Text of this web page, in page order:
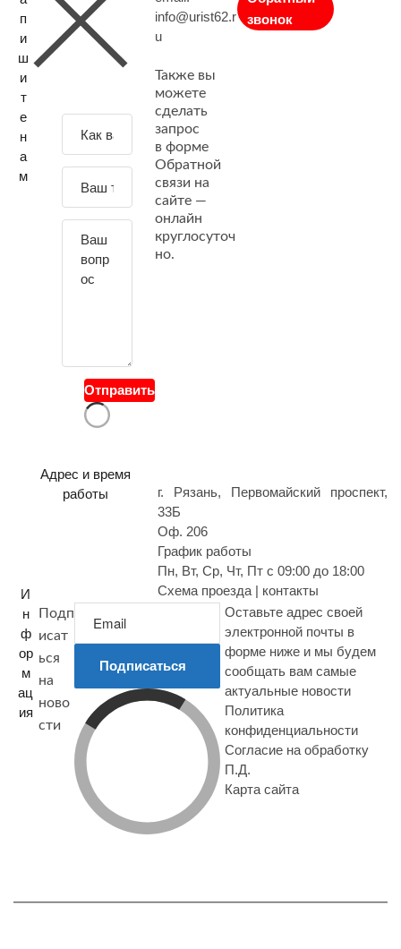
п
и
ш
и
т
е
н
а
м
с
Отправить
info@urist62.r
u
Также вы
можете
сделать
запрос
в форме
Обратной
связи на
сайте —
онлайн
круглосуточ
но.
звонок
Адрес и время
работы
г. Рязань, Первомайский проспект,
33Б
Оф. 206
График работы
Пн, Вт, Ср, Чт, Пт с 09:00 до 18:00
Схема проезда | контакты
И
н
ф
ор
м
ац
ия
Подп
исат
ься
на
ново
сти
Подписаться
Оставьте адрес своей
электронной почты в
форме ниже и мы будем
сообщать вам самые
актуальные новости
Политика
конфиденциальности
Согласие на обработку
П.Д.
Карта сайта